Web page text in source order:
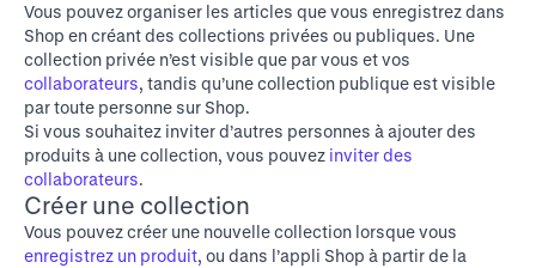
Vous pouvez organiser les articles que vous enregistrez dans
Shop en créant des collections privées ou publiques. Une
collection privée n’est visible que par vous et vos
collaborateurs, tandis qu’une collection publique est visible
par toute personne sur Shop.
Si vous souhaitez inviter d’autres personnes à ajouter des
produits à une collection, vous pouvez inviter des
collaborateurs.
Créer une collection
Vous pouvez créer une nouvelle collection lorsque vous
enregistrez un produit, ou dans l’appli Shop à partir de la